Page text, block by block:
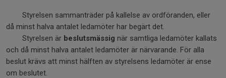
Styrelsen sammanträder på kallelse av ordföranden, eller
då minst halva antalet ledamöter har begärt det.
Styrelsen är beslutsmässig när samtliga ledamöter kallats
och då minst halva antalet ledamöter är närvarande. För alla
beslut krävs att minst hälften av styrelsens ledamöter är ense
om beslutet.